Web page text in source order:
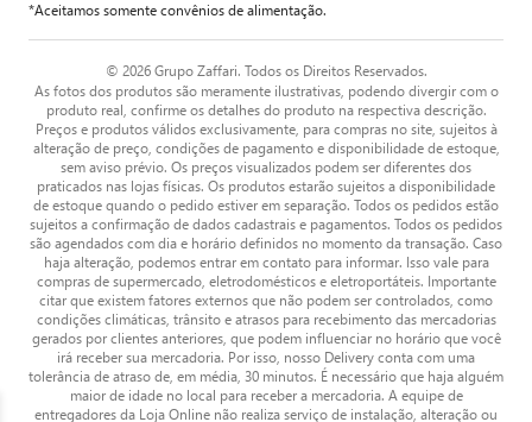
*Aceitamos somente convênios de alimentação.
© 2026 Grupo Zaffari. Todos os Direitos Reservados.
As fotos dos produtos são meramente ilustrativas, podendo divergir com o
produto real, confirme os detalhes do produto na respectiva descrição.
Preços e produtos válidos exclusivamente, para compras no site, sujeitos à
alteração de preço, condições de pagamento e disponibilidade de estoque,
sem aviso prévio. Os preços visualizados podem ser diferentes dos
praticados nas lojas físicas. Os produtos estarão sujeitos a disponibilidade
de estoque quando o pedido estiver em separação. Todos os pedidos estão
sujeitos a confirmação de dados cadastrais e pagamentos. Todos os pedidos
são agendados com dia e horário definidos no momento da transação. Caso
haja alteração, podemos entrar em contato para informar. Isso vale para
compras de supermercado, eletrodomésticos e eletroportáteis. Importante
citar que existem fatores externos que não podem ser controlados, como
condições climáticas, trânsito e atrasos para recebimento das mercadorias
gerados por clientes anteriores, que podem influenciar no horário que você
irá receber sua mercadoria. Por isso, nosso Delivery conta com uma
tolerância de atraso de, em média, 30 minutos. É necessário que haja alguém
maior de idade no local para receber a mercadoria. A equipe de
entregadores da Loja Online não realiza serviço de instalação, alteração ou